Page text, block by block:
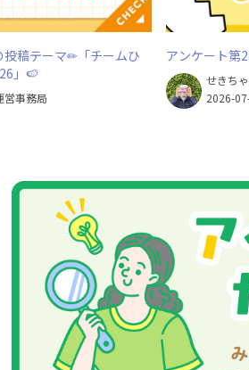
投稿テーマ✏「チームひ
」🍉
営事務局
アンケート第
せきち
2026-